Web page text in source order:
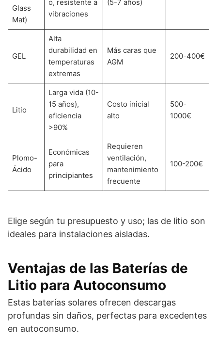
Glass
Mat)
o, resistente a
vibraciones
(5-7 años)
GEL
Alta
durabilidad en
temperaturas
extremas
Más caras que
AGM
200-400€
Litio
Larga vida (10-
15 años),
eficiencia
>90%
Costo inicial
alto
500-
1000€
Plomo-
Ácido
Económicas
para
principiantes
Requieren
ventilación,
mantenimiento
frecuente
100-200€
Elige según tu presupuesto y uso; las de litio son
ideales para instalaciones aisladas.
Ventajas de las Baterías de
Litio para Autoconsumo
Estas baterías solares ofrecen descargas
profundas sin daños, perfectas para excedentes
en autoconsumo.